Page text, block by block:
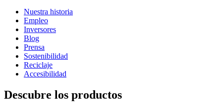
Nuestra historia
Empleo
Inversores
Blog
Prensa
Sostenibilidad
Reciclaje
Accesibilidad
Descubre los productos